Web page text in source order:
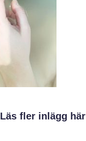
Läs fler inlägg här